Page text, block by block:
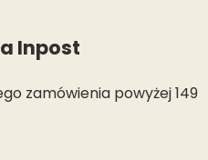
Inpost
zamówienia powyżej 149